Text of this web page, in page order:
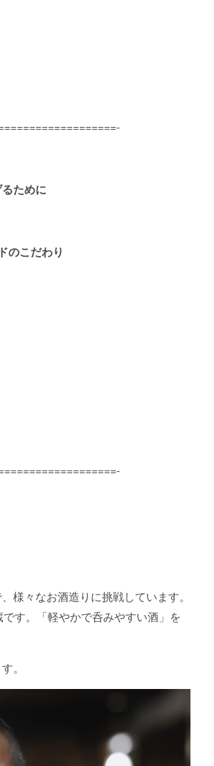
ために
のこだわり
様々なお酒造りに挑戦しています。
す。「軽やかで呑みやすい酒」を
。